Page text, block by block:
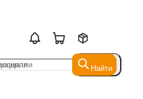
Найти
Найти